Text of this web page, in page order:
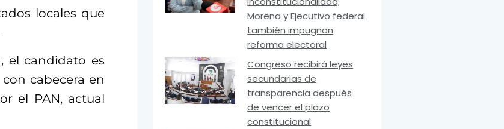
locales que
el candidato es
cabecera en
el PAN, actual
Morena y Ejecutivo federal
también impugnan
reforma electoral
Congreso recibirá leyes
secundarias de
transparencia después
de vencer el plazo
constitucional